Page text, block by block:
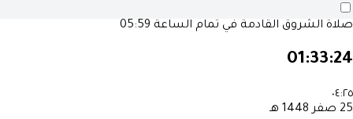
صلاة الشروق القادمة في تمام الساعة 05:59
01:33:24
٠٤:٢٥
25 صفر 1448 هـ